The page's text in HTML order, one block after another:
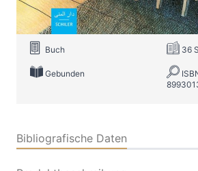
Verlag: Schiler &
Mücke|Beltz & Gelberg
Buch 36
Gebunden
Bibliografische Daten